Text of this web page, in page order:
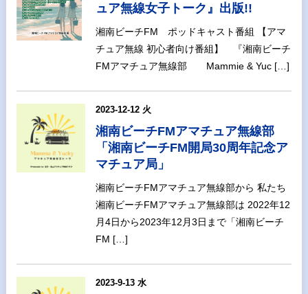
ュア無線女子トーク』出版!!
湘南ビーチFM ポッドキャスト番組 【アマ
チュア無線 初心者向け番組】 『湘南ビーチ
FMアマチュア無線部 Mammie & Yuc […]
2023-12-12 火
湘南ビーチFMアマチュア無線部
「湘南ビーチFM開局30周年記念ア
マチュア局」
湘南ビーチFMアマチュア無線部から 私たち
湘南ビーチFMアマチュア無線部は 2022年12
月4日から2023年12月3日まで「湘南ビーチ
FM […]
2023-9-13 水